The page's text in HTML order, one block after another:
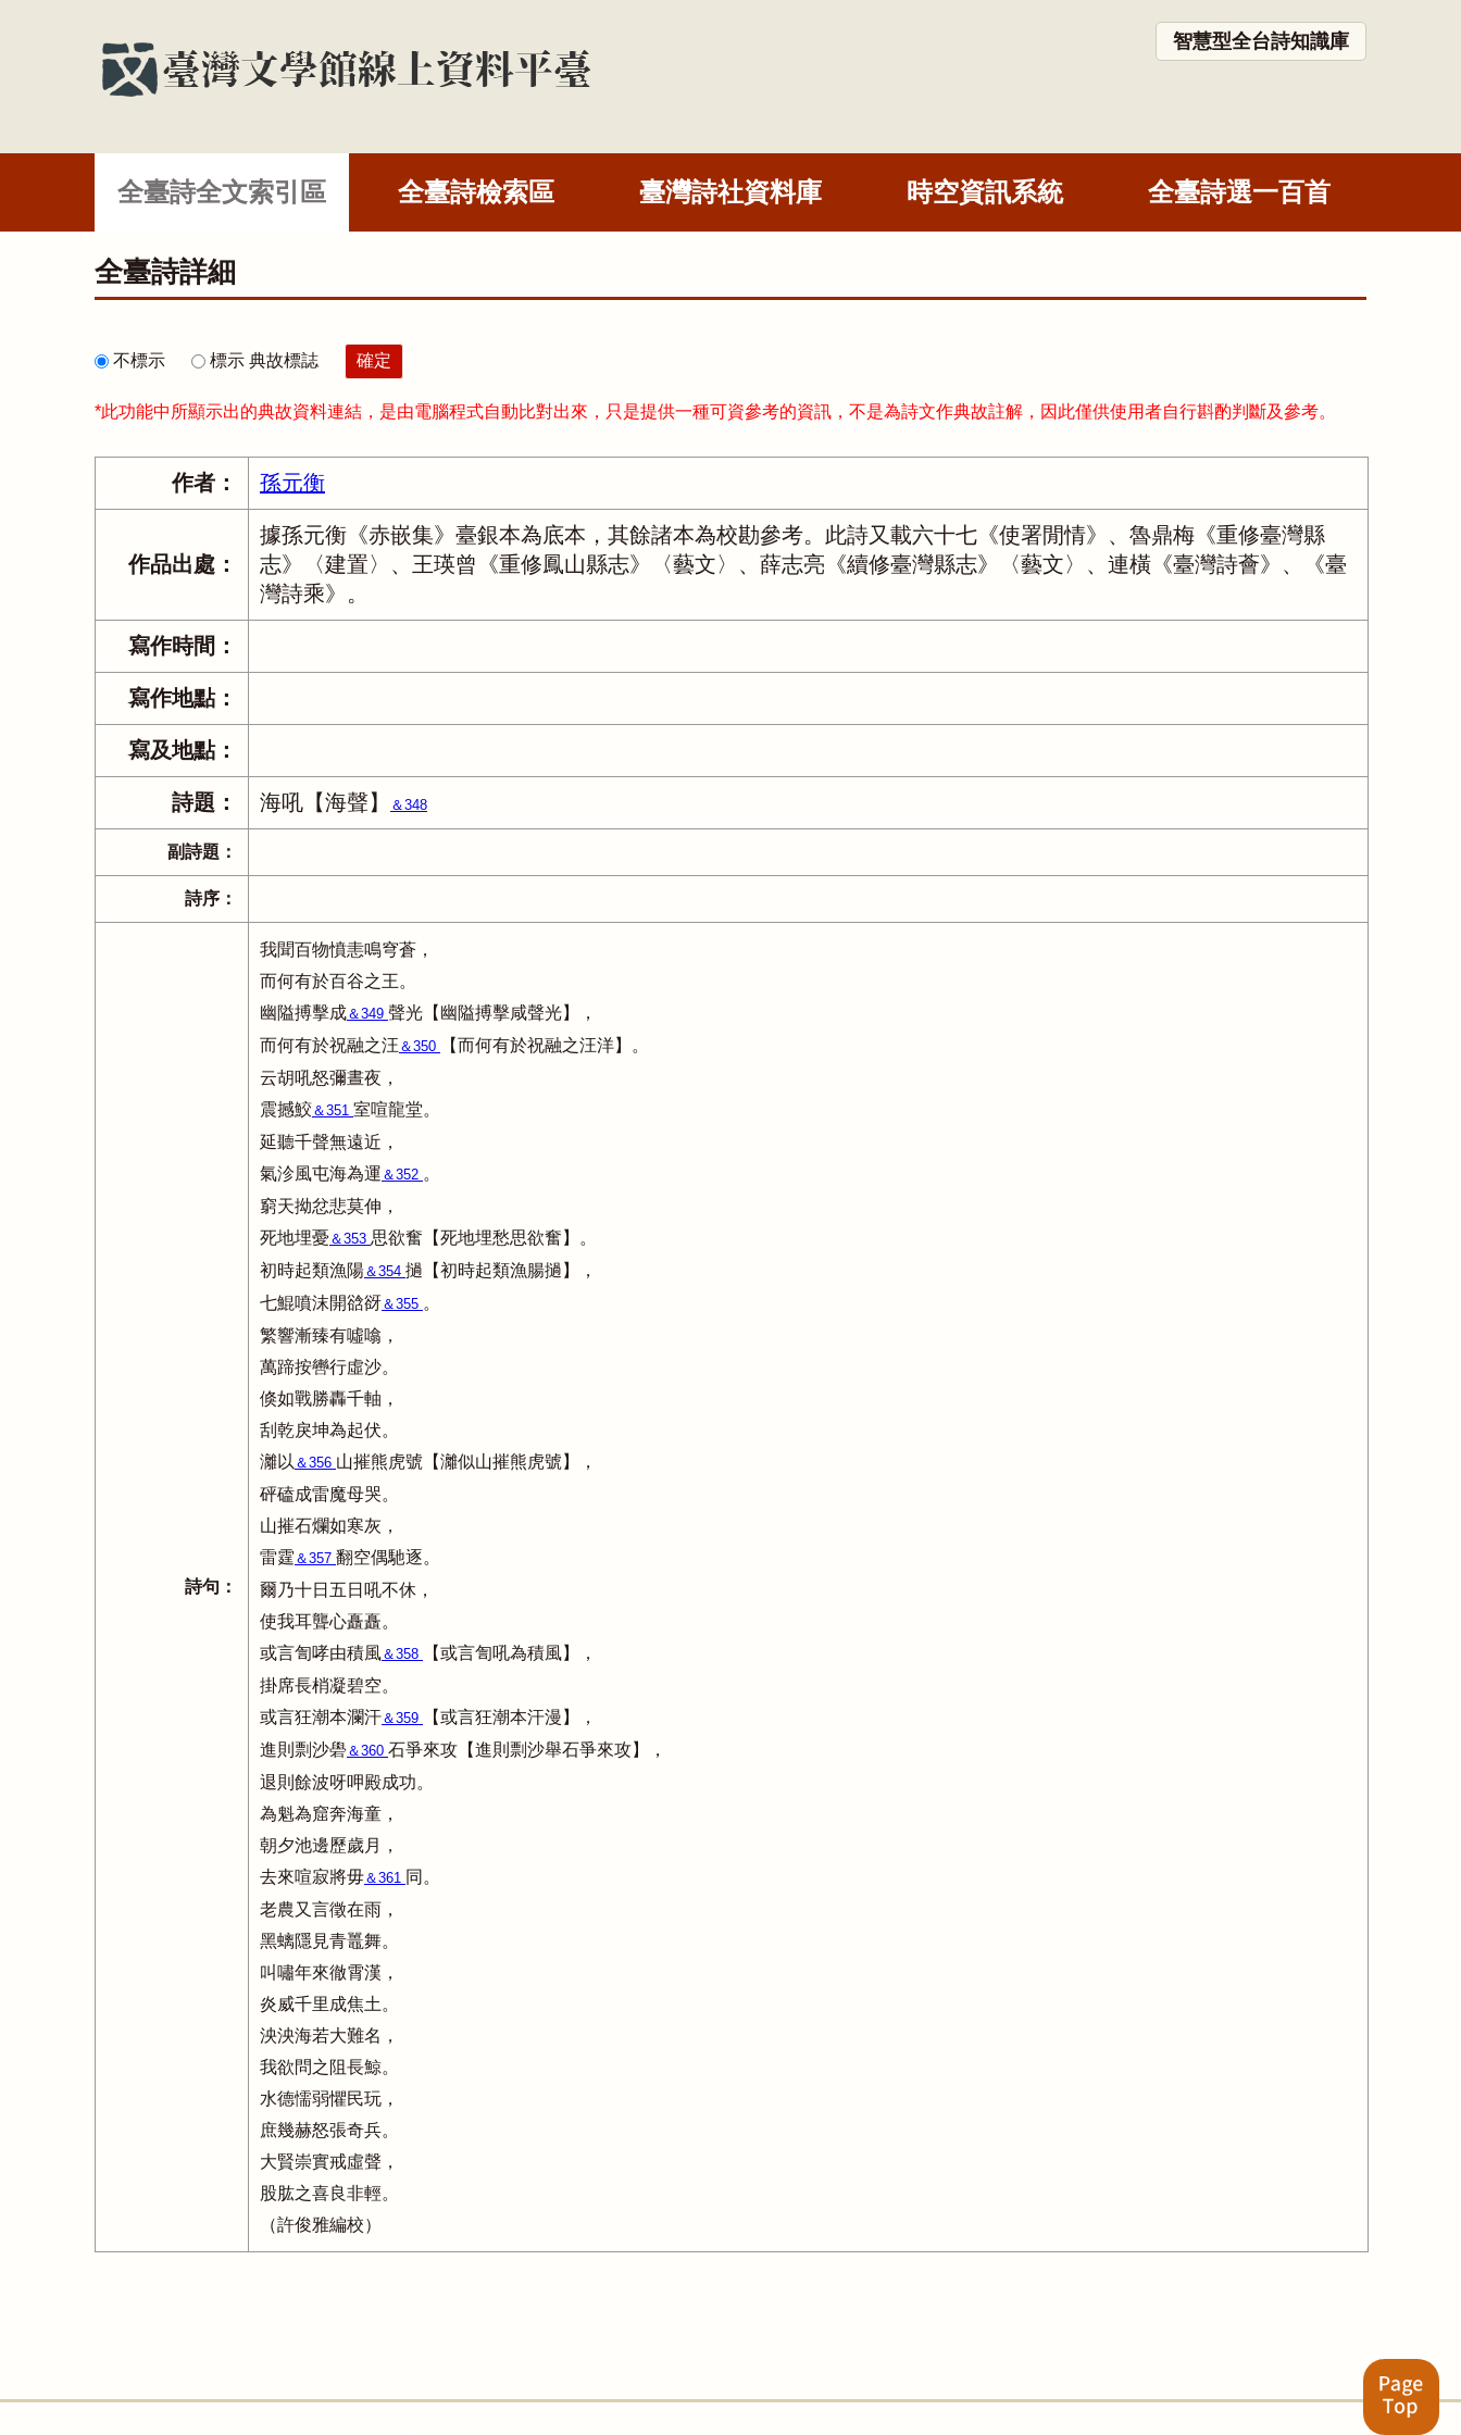
智慧型全台詩知識庫
全臺詩全文索引區 全臺詩檢索區 臺灣詩社資料庫 時空資訊系統 全臺詩選一百首
全臺詩詳細
不標示 標示 典故標誌
*此功能中所顯示出的典故資料連結，是由電腦程式自動比對出來，只是提供一種可資參考的資訊，不是為詩文作典故註解，因此僅供使用者自行斟酌判斷及參考。
作者： 孫元衡
作品出處：
據孫元衡《赤嵌集》臺銀本為底本，其餘諸本為校勘參考。此詩又載六十七《使署閒情》、魯鼎梅《重修臺灣縣
志》〈建置〉、王瑛曾《重修鳳山縣志》〈藝文〉、薛志亮《續修臺灣縣志》〈藝文〉、連橫《臺灣詩薈》、《臺
灣詩乘》。
寫作時間：
寫作地點：
寫及地點：
詩題： 海吼【海聲】 ＆348
副詩題：
詩序：
詩句：
我聞百物憤恚鳴穹蒼，
而何有於百谷之王。
幽隘搏擊成＆349 聲光【幽隘搏擊咸聲光】，
而何有於祝融之汪 ＆350
【而何有於祝融之汪洋】。
云胡吼怒彌晝夜，
震撼鮫＆351 室喧龍堂。
延聽千聲無遠近，
氣沴風屯海為運 ＆352 。
窮天拗忿悲莫伸，
死地埋憂 ＆353 思欲奮【死地埋愁思欲奮】。
初時起類漁陽＆354 撾【初時起類漁腸撾】，
七鯤噴沫開谽谺＆355 。
繁響漸臻有噓噏，
萬蹄按轡行虛沙。
倏如戰勝轟千軸，
刮乾戾坤為起伏。
灕以 ＆356 山摧熊虎號【灕似山摧熊虎號】，
砰磕成雷魔母哭。
山摧石爛如寒灰，
雷霆 ＆357 翻空偶馳逐。
爾乃十日五日吼不休，
使我耳聾心矗矗。
或言訇哮由積風＆358
【或言訇吼為積風】，
掛席長梢凝碧空。
或言狂潮本瀾汗＆359
【或言狂潮本汗漫】，
進則剽沙礐＆360 石爭來攻【進則剽沙舉石爭來攻】，
退則餘波呀呷殿成功。
為魁為窟奔海童，
朝夕池邊歷歲月，
去來喧寂將毋＆361 同。
老農又言徵在雨，
黑螭隱見青鼉舞。
叫嘯年來徹霄漢，
炎威千里成焦土。
泱泱海若大難名，
我欲問之阻長鯨。
水德懦弱懼民玩，
庶幾赫怒張奇兵。
大賢崇實戒虛聲，
股肱之喜良非輕。
（許俊雅編校）